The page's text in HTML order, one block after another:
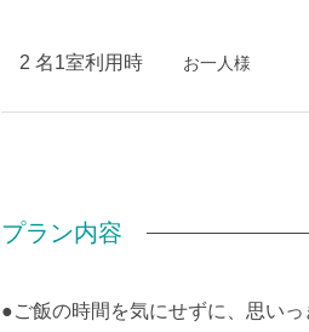
2 名1室利用時 お一人様
プラン内容
●ご飯の時間を気にせずに、思いっ